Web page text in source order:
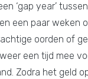
‘gap year’
een paar weken
oorden of
een tijd mee
Zodra het geld